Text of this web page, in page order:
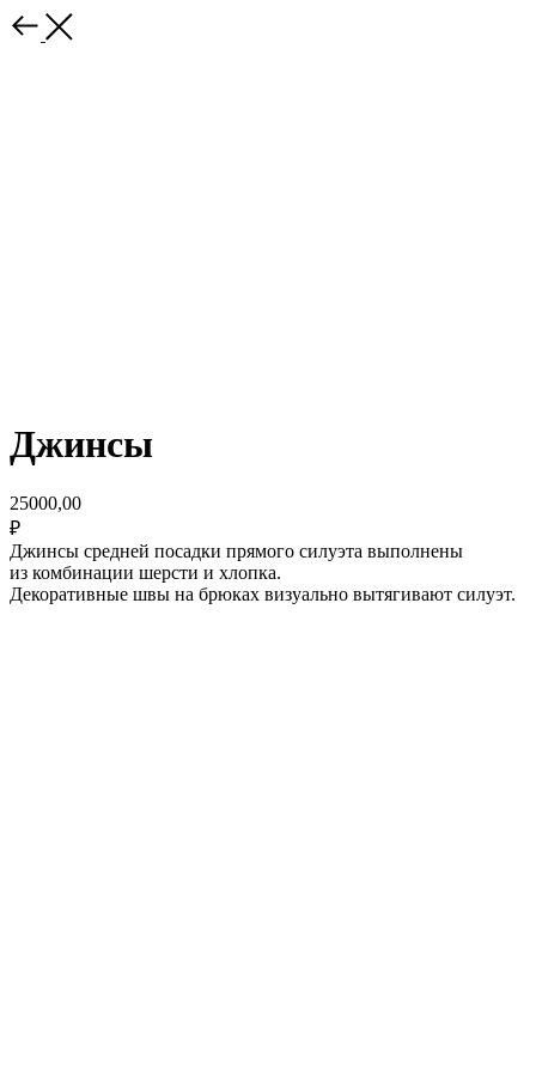
Джинсы
25000,00
₽
Джинсы средней посадки прямого силуэта выполнены
из комбинации шерсти и хлопка.
Декоративные швы на брюках визуально вытягивают силуэт.